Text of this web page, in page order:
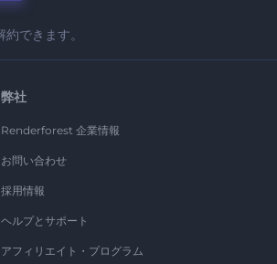
できます。
弊社
Renderforest 企業情報
お問い合わせ
採用情報
ヘルプとサポート
アフィリエイト・プログラム